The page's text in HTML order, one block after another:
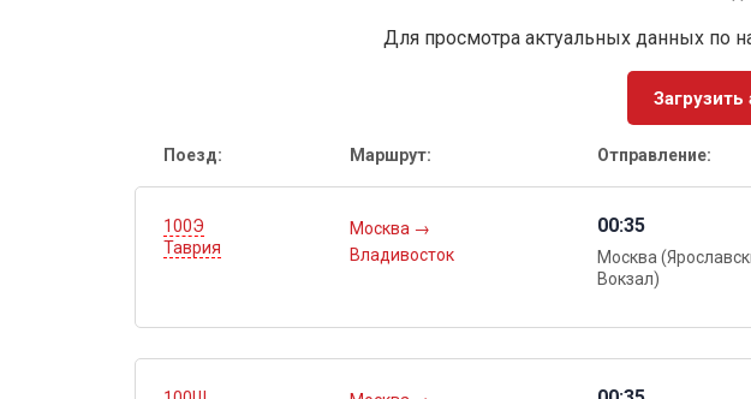
Для просмотра актуальных данных по
Поезд: Маршрут: Отправление:
100Э
Таврия
Москва →
Владивосток
00:35
Москва
Вокзал)